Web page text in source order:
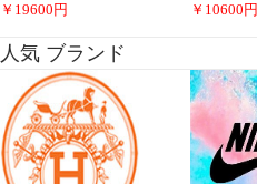
￥ 19600 円 ￥ 10600 円
人気 ブランド